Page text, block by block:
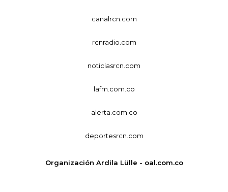
canalrcn.com
rcnradio.com
noticiasrcn.com
lafm.com.co
alerta.com.co
deportesrcn.com
Organización Ardila Lülle - oal.com.co